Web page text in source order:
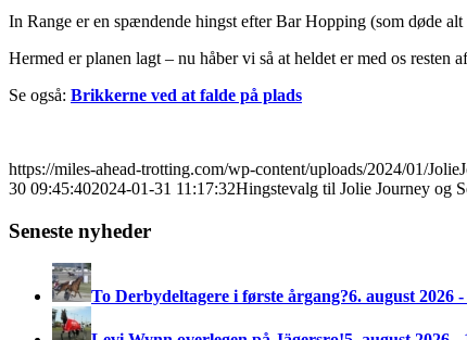
In Range er en spændende hingst efter Bar Hopping (som døde
Hermed er planen lagt – nu håber vi så at heldet er med os resten
Se også: Brikkerne ved at falde på plads
https://miles-ahead-trotting.com/wp-content/uploads/2024/01/
30 09:45:402024-01-31 11:17:32Hingstevalg til Jolie Journey og
Seneste nyheder
To Derbydeltagere i første årgang?6. august 2026